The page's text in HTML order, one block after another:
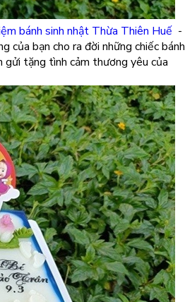
bánh sinh nhật Thừa Thiên Huế -
của bạn cho ra đời những chiếc bánh
gửi tặng tình cảm thương yêu của